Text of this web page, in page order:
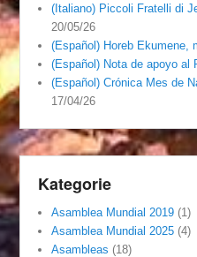
(Italiano) Piccoli Fratelli di
20/05/26
(Español) Horeb Ekumene,
(Español) Nota de apoyo al
(Español) Crónica Mes de
17/04/26
Kategorie
Asamblea Mundial 2019 (1)
Asamblea Mundial 2025 (4)
Asambleas (18)